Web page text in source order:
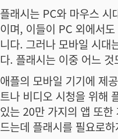
플래시는 PC와 마우스 시
이며, 이들이 PC 외에서
니다. 그러나 모바일 시대
다. 플래시는 이중 어느
애플의 모바일 기기에 제
트나 비디오 시청을 위해
있는 20만 가지의 앱 또
드는데 플래시를 필요로